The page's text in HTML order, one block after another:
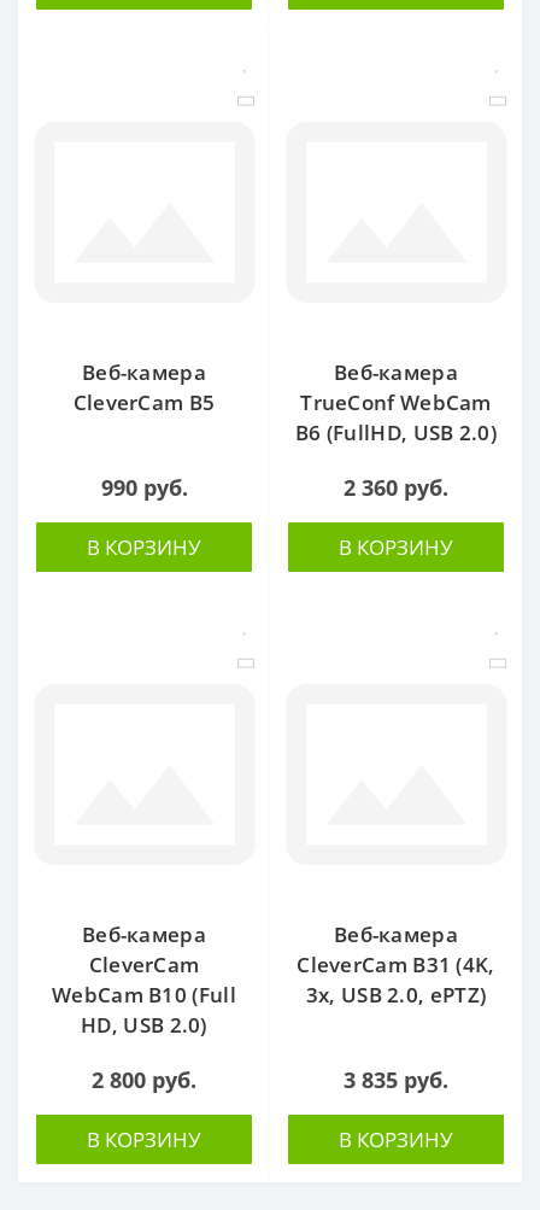
Веб-камера
CleverCam B5
990 руб.
В КОРЗИНУ
Веб-камера
TrueConf WebCam
B6 (FullHD, USB 2.0)
2 360 руб.
В КОРЗИНУ
Веб-камера
CleverCam
WebCam B10 (Full
HD, USB 2.0)
2 800 руб.
В КОРЗИНУ
Веб-камера
CleverCam B31 (4K,
3x, USB 2.0, ePTZ)
3 835 руб.
В КОРЗИНУ